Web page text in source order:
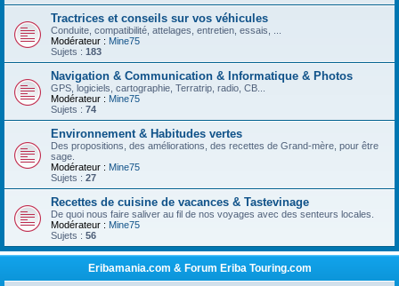
Tractrices et conseils sur vos véhicules
Conduite, compatibilité, attelages, entretien, essais, ...
Modérateur : Mine75
Sujets : 183
Navigation & Communication & Informatique & Photos
GPS, logiciels, cartographie, Terratrip, radio, CB...
Modérateur : Mine75
Sujets : 74
Environnement & Habitudes vertes
Des propositions, des améliorations, des recettes de Grand-mère, pour être
sage.
Modérateur : Mine75
Sujets : 27
Recettes de cuisine de vacances & Tastevinage
De quoi nous faire saliver au fil de nos voyages avec des senteurs locales.
Modérateur : Mine75
Sujets : 56
Eribamania.com & Forum Eriba Touring.com